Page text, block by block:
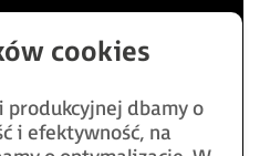
produkcyjnej dbamy o
i efektywność, na